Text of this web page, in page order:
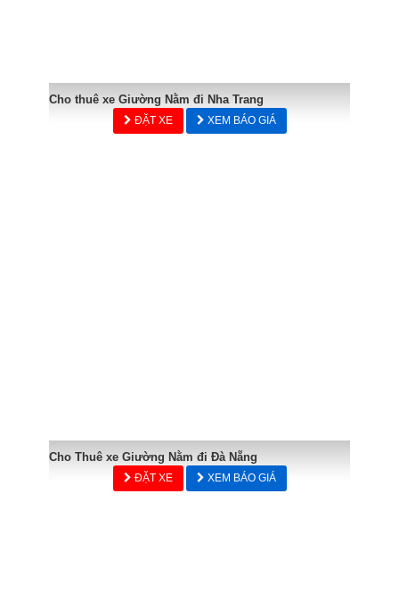
Cho thuê xe Giường Nằm đi Nha Trang
ĐẶT XE XEM BÁO GIÁ
Cho Thuê xe Giường Nằm đi Đà Nẵng
ĐẶT XE XEM BÁO GIÁ